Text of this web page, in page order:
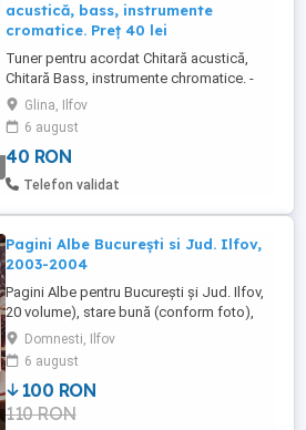
acustică, bass, instrumente
cromatice. Preț 40 lei
Tuner pentru acordat Chitară acustică,
Chitară Bass, instrumente chromatice. -
Clip Tuner for Guitar, Bass, and chromatic
instrument. - Tuning via vibration sensor
(acordaj prin senzor de vibrație) -
Chromatic. - Large backlit display (Display
luminat, cu nota de acordaj) - Two-tone
Glina, Ilfov
6 august
40 RON
Telefon validat
Pagini Albe București si Jud. Ilfov,
2003-2004
Pagini Albe pentru București și Jud. Ilfov,
20 volume), stare bună (conform foto),
fără pagini lipsă. Plata se face în avans, în
cont (în cazul expediției prin curier), sau la
livrare (dacă se ridică personal). Prețul nu
include transportul.
Domnesti, Ilfov
6 august
100 RON
110 RON